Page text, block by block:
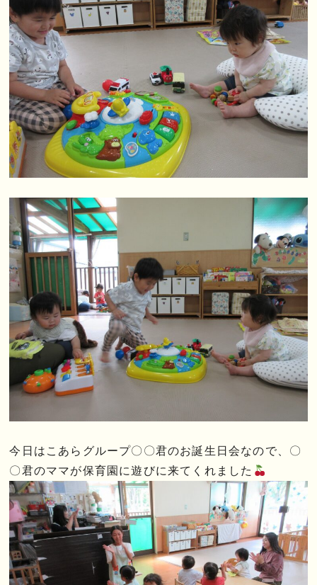
今日はこあらグループ〇〇君のお誕生日会なので、〇
〇君のママが保育園に遊びに来てくれました